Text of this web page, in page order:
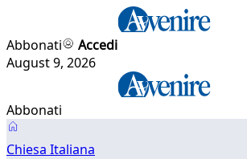
Abbonati
Accedi
August 9, 2026
Abbonati
Chiesa Italiana